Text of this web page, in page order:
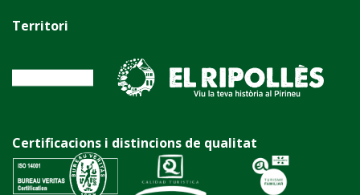
Territori
Certificacions i distincions de qualitat